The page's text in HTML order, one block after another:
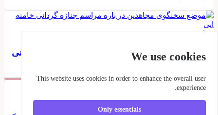
مقاومت۱۶ تیر ۱۴۰۵
موضع سخنگوی مجاهدین در باره مراسم جنازه گردانی
خامنه ایی
We use cookies
This website uses cookies in order to enhance the overall user
experience.
Only essentials